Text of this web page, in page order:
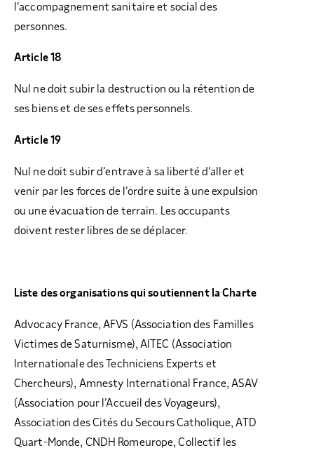
l’accompagnement sanitaire et social des
personnes.
Article 18
Nul ne doit subir la destruction ou la rétention de
ses biens et de ses effets personnels.
Article 19
Nul ne doit subir d’entrave à sa liberté d’aller et
venir par les forces de l’ordre suite à une expulsion
ou une évacuation de terrain. Les occupants
doivent rester libres de se déplacer.
Liste des organisations qui soutiennent la Charte
Advocacy France, AFVS (Association des Familles
Victimes de Saturnisme), AITEC (Association
Internationale des Techniciens Experts et
Chercheurs), Amnesty International France, ASAV
(Association pour l’Accueil des Voyageurs),
Association des Cités du Secours Catholique, ATD
Quart-Monde, CNDH Romeurope, Collectif les